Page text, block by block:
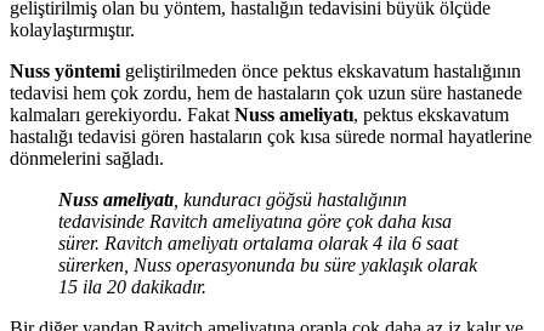
geliştirilmiş olan bu yöntem, hastalığın tedavisini büyük ölçüde
kolaylaştırmıştır.
Nuss yöntemi geliştirilmeden önce pektus ekskavatum hastalığının
tedavisi hem çok zordu, hem de hastaların çok uzun süre hastanede
kalmaları gerekiyordu. Fakat Nuss ameliyatı, pektus ekskavatum
hastalığı tedavisi gören hastaların çok kısa sürede normal hayatlerine
dönmelerini sağladı.
Nuss ameliyatı , kunduracı göğsü hastalığının
tedavisinde Ravitch ameliyatına göre çok daha kısa
sürer. Ravitch ameliyatı ortalama olarak 4 ila 6 saat
sürerken, Nuss operasyonunda bu süre yaklaşık olarak
15 ila 20 dakikadır.